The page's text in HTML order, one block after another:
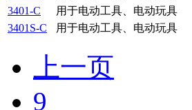
3401-C
用于电动工具、电动玩具
3401S-C
用于电动工具、电动玩具
上一页
9